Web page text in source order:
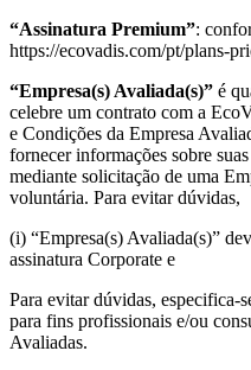
“Assinatura Premium”:
https://ecovadis.com/pt/plans-
“Empresa(s) Avaliada(s)” é
celebre um contrato com a
e Condições da Empresa
fornecer informações sobre
mediante solicitação de uma
voluntária. Para evitar dúvidas,
(i) “Empresa(s) Avaliada(s)”
assinatura Corporate e
Para evitar dúvidas, especifica-
para fins profissionais e/ou
Avaliadas.